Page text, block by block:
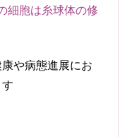
細胞は糸球体の修
や病態進展にお